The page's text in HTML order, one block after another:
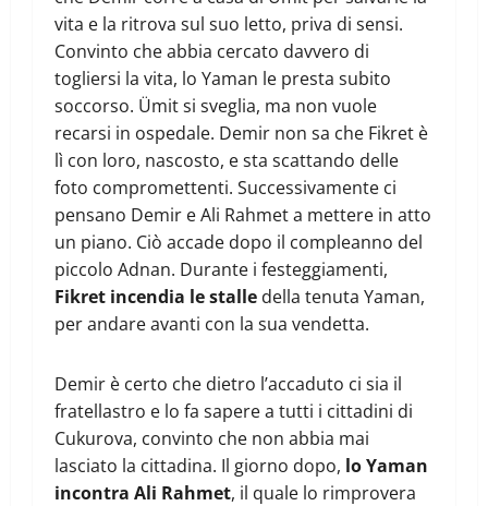
vita e la ritrova sul suo letto, priva di sensi.
Convinto che abbia cercato davvero di
togliersi la vita, lo Yaman le presta subito
soccorso. Ümit si sveglia, ma non vuole
recarsi in ospedale. Demir non sa che Fikret è
lì con loro, nascosto, e sta scattando delle
foto compromettenti. Successivamente ci
pensano Demir e Ali Rahmet a mettere in atto
un piano. Ciò accade dopo il compleanno del
piccolo Adnan. Durante i festeggiamenti,
Fikret incendia le stalle della tenuta Yaman,
per andare avanti con la sua vendetta.
Demir è certo che dietro l’accaduto ci sia il
fratellastro e lo fa sapere a tutti i cittadini di
Cukurova, convinto che non abbia mai
lasciato la cittadina. Il giorno dopo, lo Yaman
incontra Ali Rahmet, il quale lo rimprovera